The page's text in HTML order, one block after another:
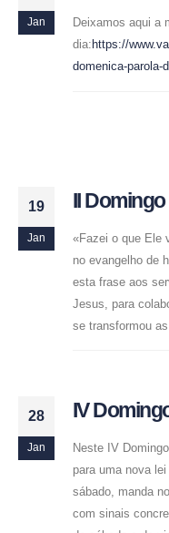
Jan
Deixamos aqui a
dia: https://
domenica-parola-
19
Jan
II
«Fazei o que Ele
no evangelho de
esta frase aos
Jesus, para
se transformou
28
Jan
IV
Neste IV
para uma nova
sábado, manda
com sinais